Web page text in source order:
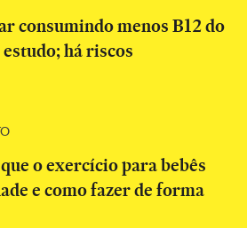
consumindo menos B12 do
há riscos
o exercício para bebês
e como fazer de forma